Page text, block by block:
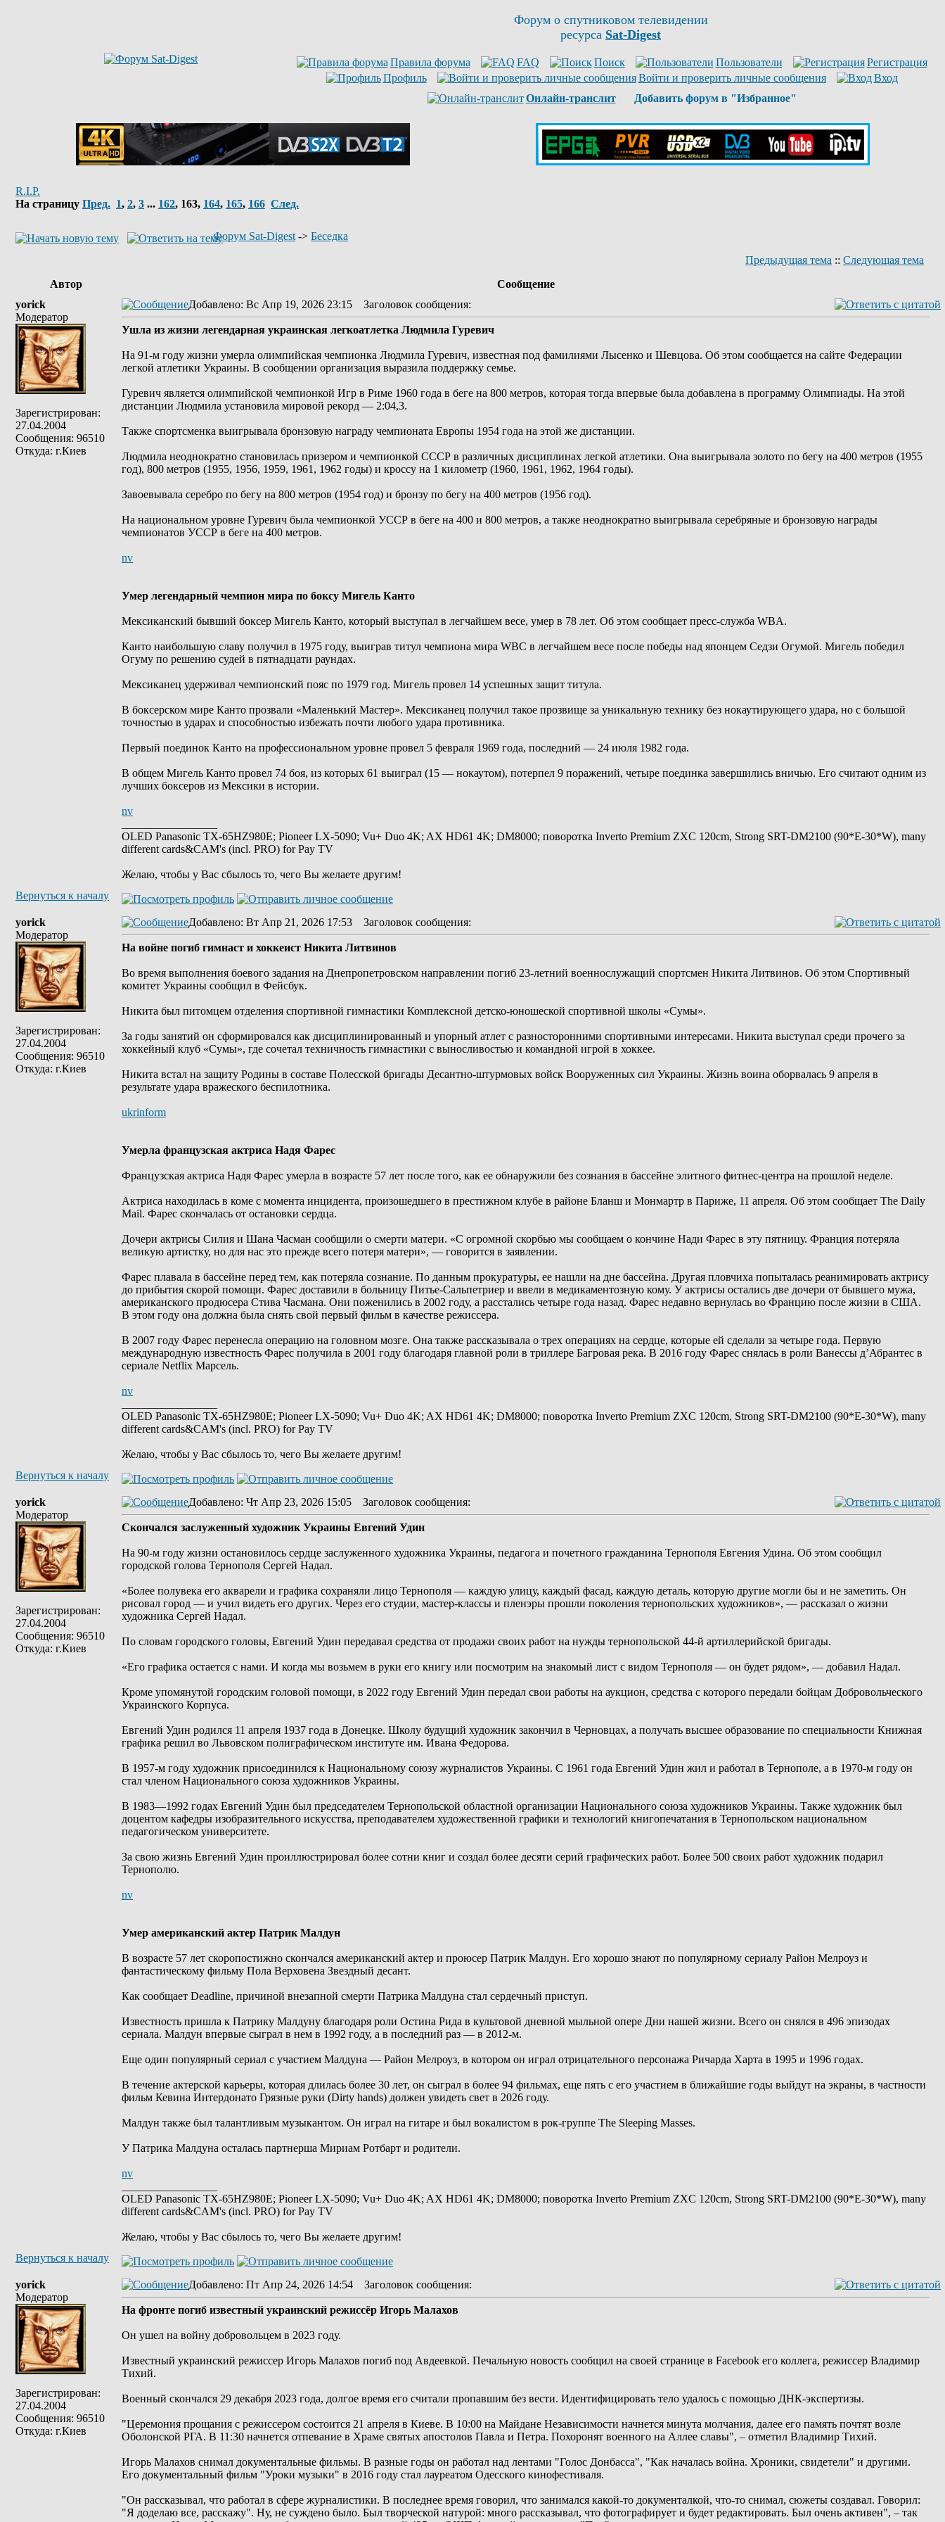
Форум о спутниковом телевидении
ресурса Sat-Digest
Правила форума FAQ Поиск Пользователи
Регистрация
Профиль
Войти и проверить личные сообщения
Вход
Онлайн-транслит
Добавить форум в "Избранное"
R.I.P.
На страницу Пред. 1, 2, 3 ... 162, 163, 164, 165, 166 След.
Форум Sat-Digest -> Беседка
Предыдущая тема :: Следующая тема
Автор
Сообщение
yorick
Модератор
Зарегистрирован:
27.04.2004
Сообщения: 96510
Откуда: г.Киев
Добавлено: Вс Апр 19, 2026 23:15 Заголовок сообщения:
Ушла из жизни легендарная украинская легкоатлетка Людмила Гуревич
На 91-м году жизни умерла олимпийская чемпионка Людмила Гуревич, известная под фамилиями Лысенко и Шевцова. Об этом сообщается на сайте Федерации
легкой атлетики Украины. В сообщении организация выразила поддержку семье.
Гуревич является олимпийской чемпионкой Игр в Риме 1960 года в беге на 800 метров, которая тогда впервые была добавлена в программу Олимпиады. На этой
дистанции Людмила установила мировой рекорд — 2:04,3.
Также спортсменка выигрывала бронзовую награду чемпионата Европы 1954 года на этой же дистанции.
Людмила неоднократно становилась призером и чемпионкой СССР в различных дисциплинах легкой атлетики. Она выигрывала золото по бегу на 400 метров (1955
год), 800 метров (1955, 1956, 1959, 1961, 1962 годы) и кроссу на 1 километр (1960, 1961, 1962, 1964 годы).
Завоевывала серебро по бегу на 800 метров (1954 год) и бронзу по бегу на 400 метров (1956 год).
На национальном уровне Гуревич была чемпионкой УССР в беге на 400 и 800 метров, а также неоднократно выигрывала серебряные и бронзовую награды
чемпионатов УССР в беге на 400 метров.
nv
Умер легендарный чемпион мира по боксу Мигель Канто
Мексиканский бывший боксер Мигель Канто, который выступал в легчайшем весе, умер в 78 лет. Об этом сообщает пресс-служба WBA.
Канто наибольшую славу получил в 1975 году, выиграв титул чемпиона мира WBC в легчайшем весе после победы над японцем Седзи Огумой. Мигель победил
Огуму по решению судей в пятнадцати раундах.
Мексиканец удерживал чемпионский пояс по 1979 год. Мигель провел 14 успешных защит титула.
В боксерском мире Канто прозвали «Маленький Мастер». Мексиканец получил такое прозвище за уникальную технику без нокаутирующего удара, но с большой
точностью в ударах и способностью избежать почти любого удара противника.
Первый поединок Канто на профессиональном уровне провел 5 февраля 1969 года, последний — 24 июля 1982 года.
В общем Мигель Канто провел 74 боя, из которых 61 выиграл (15 — нокаутом), потерпел 9 поражений, четыре поединка завершились вничью. Его считают одним из
лучших боксеров из Мексики в истории.
nv
OLED Panasonic TX-65HZ980E; Pioneer LX-5090; Vu+ Duo 4K; AX HD61 4K; DM8000; поворотка Inverto Premium ZXC 120cm, Strong SRT-DM2100 (90*E-30*W), many
different cards&CAM's (incl. PRO) for Pay TV
Желаю, чтобы у Вас сбылось то, чего Вы желаете другим!
Вернуться к началу
yorick
Модератор
Зарегистрирован:
27.04.2004
Сообщения: 96510
Откуда: г.Киев
Добавлено: Вт Апр 21, 2026 17:53 Заголовок сообщения:
На войне погиб гимнаст и хоккеист Никита Литвинов
Во время выполнения боевого задания на Днепропетровском направлении погиб 23-летний военнослужащий спортсмен Никита Литвинов. Об этом Спортивный
комитет Украины сообщил в Фейсбук.
Никита был питомцем отделения спортивной гимнастики Комплексной детско-юношеской спортивной школы «Сумы».
За годы занятий он сформировался как дисциплинированный и упорный атлет с разносторонними спортивными интересами. Никита выступал среди прочего за
хоккейный клуб «Сумы», где сочетал техничность гимнастики с выносливостью и командной игрой в хоккее.
Никита встал на защиту Родины в составе Полесской бригады Десантно-штурмовых войск Вооруженных сил Украины. Жизнь воина оборвалась 9 апреля в
результате удара вражеского беспилотника.
ukrinform
Умерла французская актриса Надя Фарес
Французская актриса Надя Фарес умерла в возрасте 57 лет после того, как ее обнаружили без сознания в бассейне элитного фитнес-центра на прошлой неделе.
Актриса находилась в коме с момента инцидента, произошедшего в престижном клубе в районе Бланш и Монмартр в Париже, 11 апреля. Об этом сообщает The Daily
Mail. Фарес скончалась от остановки сердца.
Дочери актрисы Силия и Шана Часман сообщили о смерти матери. «С огромной скорбью мы сообщаем о кончине Нади Фарес в эту пятницу. Франция потеряла
великую артистку, но для нас это прежде всего потеря матери», — говорится в заявлении.
Фарес плавала в бассейне перед тем, как потеряла сознание. По данным прокуратуры, ее нашли на дне бассейна. Другая пловчиха попыталась реанимировать актрису
до прибытия скорой помощи. Фарес доставили в больницу Питье-Сальпетриер и ввели в медикаментозную кому. У актрисы остались две дочери от бывшего мужа,
американского продюсера Стива Часмана. Они поженились в 2002 году, а расстались четыре года назад. Фарес недавно вернулась во Францию ​​после жизни в США.
В этом году она должна была снять свой первый фильм в качестве режиссера.
В 2007 году Фарес перенесла операцию на головном мозге. Она также рассказывала о трех операциях на сердце, которые ей сделали за четыре года. Первую
международную известность Фарес получила в 2001 году благодаря главной роли в триллере Багровая река. В 2016 году Фарес снялась в роли Ванессы д’Абрантес в
сериале Netflix Марсель.
nv
OLED Panasonic TX-65HZ980E; Pioneer LX-5090; Vu+ Duo 4K; AX HD61 4K; DM8000; поворотка Inverto Premium ZXC 120cm, Strong SRT-DM2100 (90*E-30*W), many
different cards&CAM's (incl. PRO) for Pay TV
Желаю, чтобы у Вас сбылось то, чего Вы желаете другим!
Вернуться к началу
yorick
Модератор
Зарегистрирован:
27.04.2004
Сообщения: 96510
Откуда: г.Киев
Добавлено: Чт Апр 23, 2026 15:05 Заголовок сообщения:
Скончался заслуженный художник Украины Евгений Удин
На 90-м году жизни остановилось сердце заслуженного художника Украины, педагога и почетного гражданина Тернополя Евгения Удина. Об этом сообщил
городской голова Тернополя Сергей Надал.
«Более полувека его акварели и графика сохраняли лицо Тернополя — каждую улицу, каждый фасад, каждую деталь, которую другие могли бы и не заметить. Он
рисовал город — и учил видеть его других. Через его студии, мастер-классы и пленэры прошли поколения тернопольских художников», — рассказал о жизни
художника Сергей Надал.
По словам городского головы, Евгений Удин передавал средства от продажи своих работ на нужды тернопольской 44-й артиллерийской бригады.
«Его графика остается с нами. И когда мы возьмем в руки его книгу или посмотрим на знакомый лист с видом Тернополя — он будет рядом», — добавил Надал.
Кроме упомянутой городским головой помощи, в 2022 году Евгений Удин передал свои работы на аукцион, средства с которого передали бойцам Добровольческого
Украинского Корпуса.
Евгений Удин родился 11 апреля 1937 года в Донецке. Школу будущий художник закончил в Черновцах, а получать высшее образование по специальности Книжная
графика решил во Львовском полиграфическом институте им. Ивана Федорова.
В 1957-м году художник присоединился к Национальному союзу журналистов Украины. С 1961 года Евгений Удин жил и работал в Тернополе, а в 1970-м году он
стал членом Национального союза художников Украины.
В 1983—1992 годах Евгений Удин был председателем Тернопольской областной организации Национального союза художников Украины. Также художник был
доцентом кафедры изобразительного искусства, преподавателем художественной графики и технологий книгопечатания в Тернопольском национальном
педагогическом университете.
За свою жизнь Евгений Удин проиллюстрировал более сотни книг и создал более десяти серий графических работ. Более 500 своих работ художник подарил
Тернополю.
nv
Умер американский актер Патрик Малдун
В возрасте 57 лет скоропостижно скончался американский актер и проюсер Патрик Малдун. Его хорошо знают по популярному сериалу Район Мелроуз и
фантастическому фильму Пола Верховена Звездный десант.
Как сообщает Deadline, причиной внезапной смерти Патрика Малдуна стал сердечный приступ.
Известность пришла к Патрику Малдуну благодаря роли Остина Рида в культовой дневной мыльной опере Дни нашей жизни. Всего он снялся в 496 эпизодах
сериала. Малдун впервые сыграл в нем в 1992 году, а в последний раз — в 2012-м.
Еще один популярный сериал с участием Малдуна — Район Мелроуз, в котором он играл отрицательного персонажа Ричарда Харта в 1995 и 1996 годах.
В течение актерской карьеры, которая длилась более 30 лет, он сыграл в более 94 фильмах, еще пять с его участием в ближайшие годы выйдут на экраны, в частности
фильм Кевина Интердонато Грязные руки (Dirty hands) должен увидеть свет в 2026 году.
Малдун также был талантливым музыкантом. Он играл на гитаре и был вокалистом в рок-группе The Sleeping Masses.
У Патрика Малдуна осталась партнерша Мириам Ротбарт и родители.
nv
OLED Panasonic TX-65HZ980E; Pioneer LX-5090; Vu+ Duo 4K; AX HD61 4K; DM8000; поворотка Inverto Premium ZXC 120cm, Strong SRT-DM2100 (90*E-30*W), many
different cards&CAM's (incl. PRO) for Pay TV
Желаю, чтобы у Вас сбылось то, чего Вы желаете другим!
Вернуться к началу
yorick
Модератор
Зарегистрирован:
27.04.2004
Сообщения: 96510
Откуда: г.Киев
Добавлено: Пт Апр 24, 2026 14:54 Заголовок сообщения:
На фронте погиб известный украинский режиссёр Игорь Малахов
Он ушел на войну добровольцем в 2023 году.
Известный украинский режиссер Игорь Малахов погиб под Авдеевкой. Печальную новость сообщил на своей странице в Facebook его коллега, режиссер Владимир
Тихий.
Военный скончался 29 декабря 2023 года, долгое время его считали пропавшим без вести. Идентифицировать тело удалось с помощью ДНК-экспертизы.
"Церемония прощания с режиссером состоится 21 апреля в Киеве. В 10:00 на Майдане Независимости начнется минута молчания, далее его память почтят возле
Оболонской РГА. В 11:30 начнется отпевание в Храме святых апостолов Павла и Петра. Похоронят военного на Аллее славы", – отметил Владимир Тихий.
Игорь Малахов снимал документальные фильмы. В разные годы он работал над лентами "Голос Донбасса", "Как началась война. Хроники, свидетели" и другими.
Его документальный фильм "Уроки музыки" в 2016 году стал лауреатом Одесского кинофестиваля.
"Он рассказывал, что работал в сфере журналистики. В последнее время говорил, что занимался какой-то документалкой, что-то снимал, сюжеты создавал. Говорил:
"Я доделаю все, расскажу". Ну, не суждено было. Был творческой натурой: много рассказывал, что фотографирует и будет редактировать. Был очень активен", – так